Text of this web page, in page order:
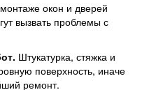
окон и дверей
вызвать проблемы с
Штукатурка, стяжка и
поверхность, иначе
ремонт.